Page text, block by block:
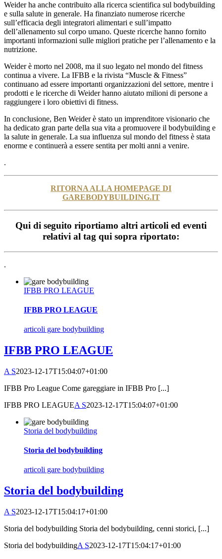
Weider ha anche contribuito alla ricerca scientifica sul bodybuilding
e sulla salute in generale. Ha finanziato numerose ricerche
sull’efficacia degli integratori alimentari e sull’impatto
dell’allenamento sul corpo umano. Queste ricerche hanno fornito
importanti informazioni sulle migliori pratiche per l’allenamento e la
nutrizione.
Weider è morto nel 2008, ma il suo legato nel mondo del fitness
continua a vivere. La IFBB e la rivista “Muscle & Fitness”
continuano ad essere importanti organizzazioni del settore, mentre i
prodotti e le ricerche di Weider hanno aiutato milioni di persone a
raggiungere i loro obiettivi di fitness.
In conclusione, Ben Weider è stato un imprenditore visionario che
ha dedicato gran parte della sua vita a promuovere il bodybuilding e
la salute in generale. La sua influenza sul mondo del fitness è stata
enorme e continuerà a essere sentita per molti anni a venire.
.
RITORNA ALLA HOMEPAGE DI
GAREBODYBUILDING.IT
Qui di seguito riportiamo altri articoli ed eventi
relativi al tag qui sopra riportato:
.
IFBB PRO LEAGUE
IFBB PRO LEAGUE
articoli gare bodybuilding
IFBB PRO LEAGUE
A S2023-12-17T15:04:07+01:00
IFBB Pro League Come gareggiare in IFBB Pro [...]
IFBB PRO LEAGUEA S2023-12-17T15:04:07+01:00
Storia del bodybuilding
Storia del bodybuilding
articoli gare bodybuilding
Storia del bodybuilding
A S2023-12-17T15:04:17+01:00
Storia del bodybuilding Storia del bodybuilding, cenni storici, [...]
Storia del bodybuildingA S2023-12-17T15:04:17+01:00